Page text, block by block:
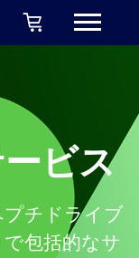
ビス
チドライブ
包括的なサ